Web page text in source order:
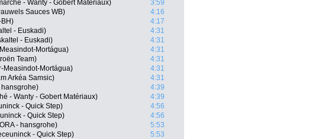
- Wanty - Gobert Matériaux)
3:59
Sauces WB)
4:16
4:17
- Euskadi)
4:31
- Euskadi)
4:31
Mortágua)
4:31
Team)
4:31
Measindot-Mortágua)
4:31
Arkéa Samsic)
4:31
hansgrohe)
4:39
- Wanty - Gobert Matériaux)
4:39
- Quick Step)
4:56
- Quick Step)
4:56
- hansgrohe)
5:53
- Quick Step)
5:53